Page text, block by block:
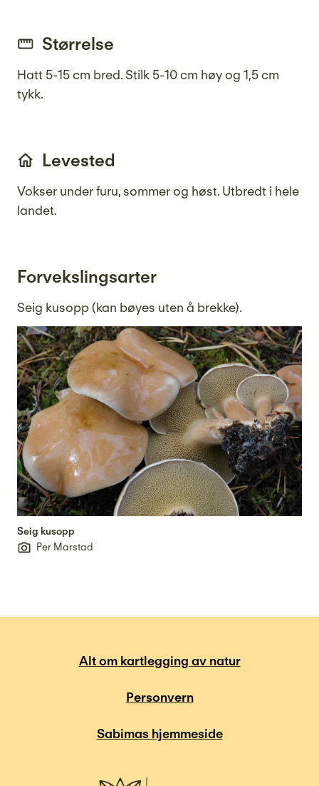
Størrelse
Hatt 5-15 cm bred. Stilk 5-10 cm høy og 1,5 cm
tykk.
Levested
Vokser under furu, sommer og høst. Utbredt i hele
landet.
Forvekslingsarter
Seig kusopp (kan bøyes uten å brekke).
Seig kusopp
Per Marstad
Alt om kartlegging av natur
Personvern
Sabimas hjemmeside